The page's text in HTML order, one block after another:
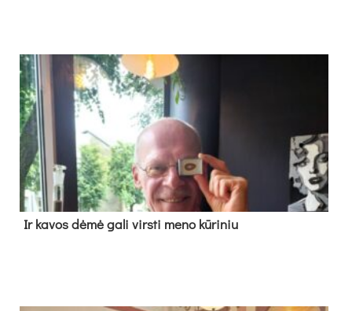
Ir ka­vos dė­mė ga­li virs­ti me­no kū­ri­niu